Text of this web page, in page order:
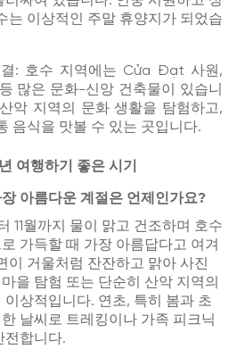
는 이상적인 주말 휴양지가 되었습
: 호수 지역에는 Cửa Đạt 사원,
많은 문화-신앙 건축물이 있습니
악 지역의 문화 생활을 탐험하고,
음식을 맛볼 수 있는 곳입니다.
여행하기 좋은 시기
아름다운 계절은 언제인가요?
11월까지 물이 맑고 건조하며 호수
가득할 때 가장 아름답다고 여겨
이 거울처럼 잔잔하고 맑아 사진
을 탐험 또는 단순히 산악 지역의
상적입니다. 연초, 특히 봄과 초
날씨로 트레킹이나 가족 피크닉
전합니다.